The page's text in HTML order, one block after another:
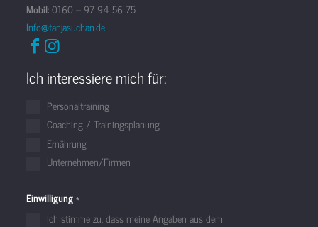
Mobil:0160 – 97 94 56 75
Info@tanjasuchan.de
Ich interessiere mich für:
Personaltraining
Coaching / Trainingsplanung
Ernährung
Unternehmen/Firmen
Einwilligung*
Ich stimme zu, dass meine Angaben aus dem